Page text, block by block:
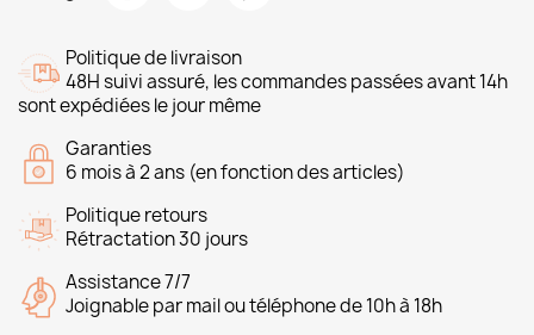
Politique de livraison
48H suivi assuré, les commandes passées avant 14h
sont expédiées le jour même
Garanties
6 mois à 2 ans (en fonction des articles)
Politique retours
Rétractation 30 jours
Assistance 7/7
Joignable par mail ou téléphone de 10h à 18h